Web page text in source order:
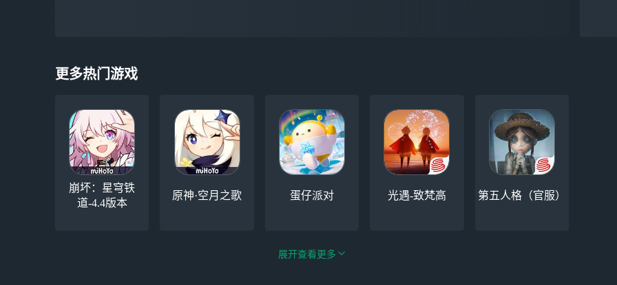
更多热门游戏
崩坏：星穹铁
道-4.4版本
原神·空月之歌 蛋仔派对 光遇-致梵高 第五人格（官服）
展开查看更多